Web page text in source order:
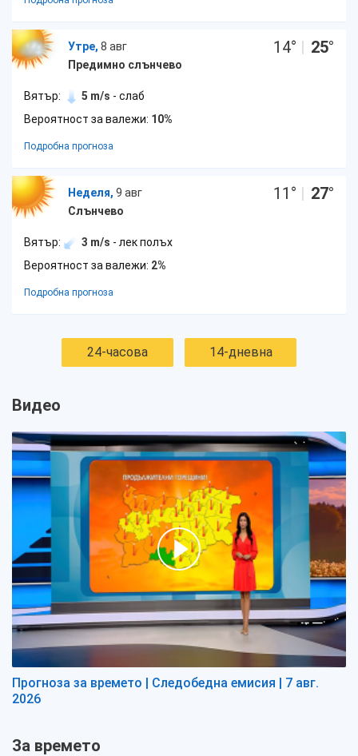
Утре, 8 авг
Предимно слънчево
14° | 25°
Вятър: 5 m/s - слаб
Вероятност за валежи: 10%
Подробна прогноза
Неделя, 9 авг
Слънчево
11 ° | 27°
Вятър: 3 m/s - лек полъх
Вероятност за валежи: 2%
Подробна прогноза
24-часова 14-дневна
Видео
Прогноза за времето | Следобедна емисия | 7 авг.
2026
За времето